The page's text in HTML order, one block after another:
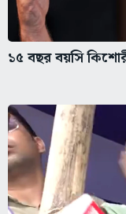
১৫ বছর বয়সি